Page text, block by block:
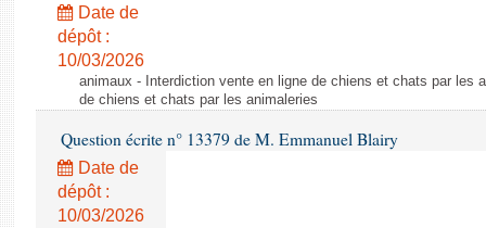
Budget et sécurité sociale
Questions écrites et orales
Comptes rendus des débats
Date de
dépôt :
10/03/2026
animaux - Interdiction vente en ligne de chiens et chats par les
de chiens et chats par les animaleries
Question écrite n° 13379 de M. Emmanuel Blairy
Date de
dépôt :
10/03/2026